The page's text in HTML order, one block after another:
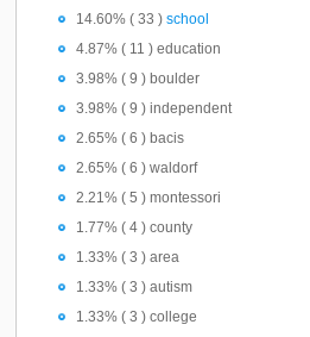
14.60% ( 33 ) school
4.87% ( 11 ) education
3.98% ( 9 ) boulder
3.98% ( 9 ) independent
2.65% ( 6 ) bacis
2.65% ( 6 ) waldorf
2.21% ( 5 ) montessori
1.77% ( 4 ) county
1.33% ( 3 ) area
1.33% ( 3 ) autism
1.33% ( 3 ) college